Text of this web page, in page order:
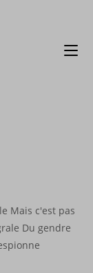
Mais c'est pas
Du gendre